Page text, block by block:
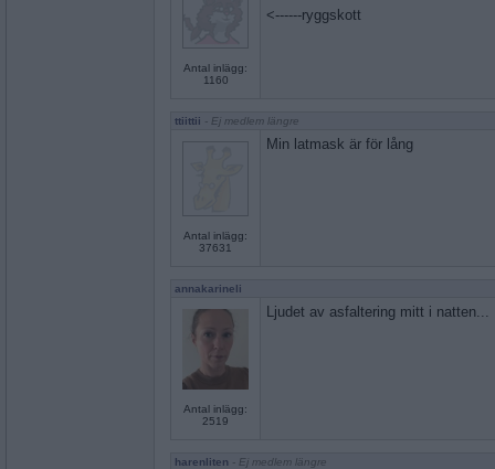
Antal inlägg:
1160
<------ryggskott
ttiittii - Ej medlem längre
Antal inlägg:
37631
Min latmask är för lång
annakarineli
Antal inlägg:
2519
Ljudet av asfaltering mitt i natten...
harenliten - Ej medlem längre